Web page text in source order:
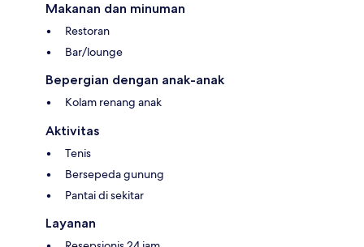
Makanan dan minuman
Restoran
Bar/lounge
Bepergian dengan anak-anak
Kolam renang anak
Aktivitas
Tenis
Bersepeda gunung
Pantai di sekitar
Layanan